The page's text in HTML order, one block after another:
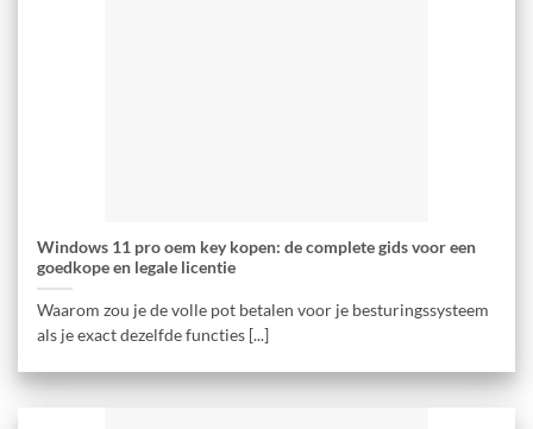
Windows 11 pro oem key kopen: de complete gids voor een
goedkope en legale licentie
Waarom zou je de volle pot betalen voor je besturingssysteem
als je exact dezelfde functies [...]